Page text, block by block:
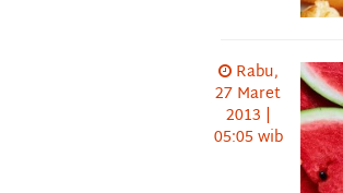
Rabu,
27 Maret
2013 |
05:05 wib